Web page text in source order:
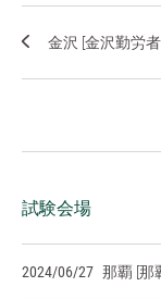
金沢 [金沢勤労
試験会場
2024/06/27 那覇 [那